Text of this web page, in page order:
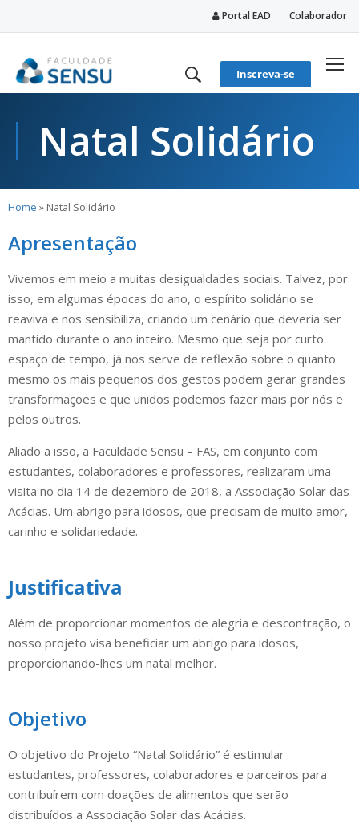
Portal EAD Colaborador
Inscreva-se
Natal Solidário
Home » Natal Solidário
Apresentação
Vivemos em meio a muitas desigualdades sociais. Talvez, por
isso, em algumas épocas do ano, o espírito solidário se
reaviva e nos sensibiliza, criando um cenário que deveria ser
mantido durante o ano inteiro. Mesmo que seja por curto
espaço de tempo, já nos serve de reflexão sobre o quanto
mesmo os mais pequenos dos gestos podem gerar grandes
transformações e que unidos podemos fazer mais por nós e
pelos outros.
Aliado a isso, a Faculdade Sensu – FAS, em conjunto com
estudantes, colaboradores e professores, realizaram uma
visita no dia 14 de dezembro de 2018, a Associação Solar das
Acácias. Um abrigo para idosos, que precisam de muito amor,
carinho e solidariedade.
Justificativa
Além de proporcionar momentos de alegria e descontração, o
nosso projeto visa beneficiar um abrigo para idosos,
proporcionando-lhes um natal melhor.
Objetivo
O objetivo do Projeto “Natal Solidário” é estimular
estudantes, professores, colaboradores e parceiros para
contribuírem com doações de alimentos que serão
distribuídos a Associação Solar das Acácias.